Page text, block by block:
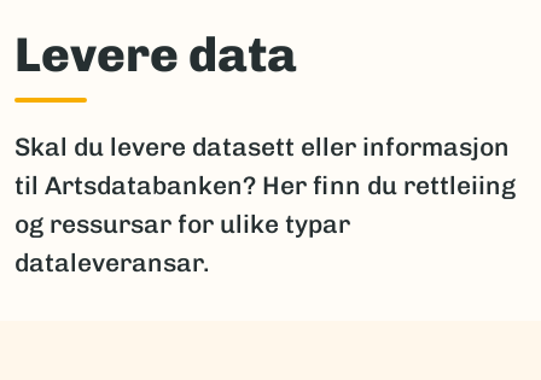
Levere data
Skal du levere datasett eller informasjon
til Artsdatabanken? Her finn du rettleiing
og ressursar for ulike typar
dataleveransar.